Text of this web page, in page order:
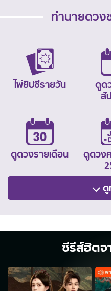
ทำนายดวง
ไพ่ยิปซีรายวัน
ดูด
สั
ดูดวงรายเดือน
ดูดวง
ดู
ซีรีส์ฮิตจ